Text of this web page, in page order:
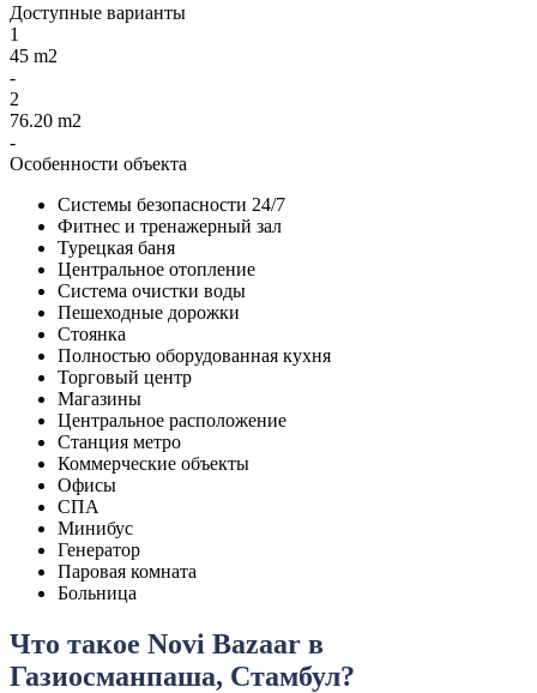
Доступные варианты
1
45 m2
-
2
76.20 m2
-
Особенности объекта
Системы безопасности 24/7
Фитнес и тренажерный зал
Турецкая баня
Центральное отопление
Система очистки воды
Пешеходные дорожки
Стоянка
Полностью оборудованная кухня
Торговый центр
Магазины
Центральное расположение
Станция метро
Коммерческие объекты
Офисы
СПА
Минибус
Генератор
Паровая комната
Больница
Что такое Novi Bazaar в
Газиосманпаша, Стамбул?